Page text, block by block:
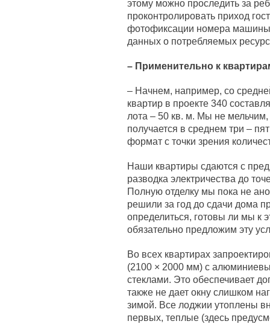
этому можно проследить за
проконтролировать приход
фотофиксации номера
данных о потребляемых
– Применительно к
– Начнем, например, со
квартир в проекте 340
лота – 50 кв. м. Мы не
получается в среднем три –
формат с точки зрения
Наши квартиры сдаются с
разводка электричества до
Полную отделку мы пока не
решили за год до сдачи дома
определиться, готовы ли мы к
обязательно предложим эту
Во всех квартирах
(2100 × 2000 мм) с
стеклами. Это обеспечивает
также не дает окну слишком
зимой. Все лоджии утоплены
первых, теплые (здесь